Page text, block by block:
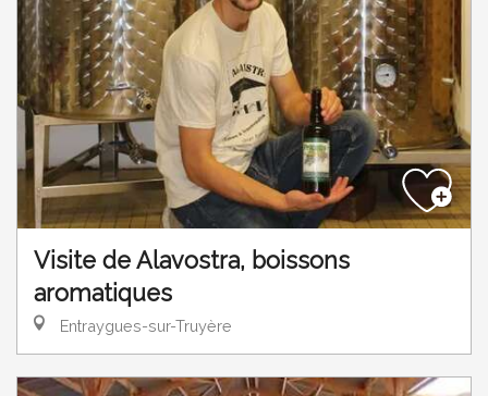
Visite de Alavostra, boissons
aromatiques
Entraygues-sur-Truyère